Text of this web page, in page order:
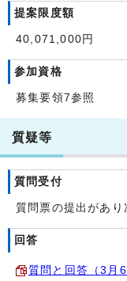
提案限度額
40,071,000円
参加資格
募集要領7参照
質疑等
質問受付
質問票の提出があり
回答
質問と回答（3月